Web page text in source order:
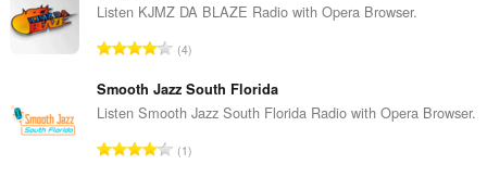
Listen KJMZ DA BLAZE Radio with Opera Browser.
З
г
а
ь
4
Smooth Jazz South Florida
Listen Smooth Jazz South Florida Radio with Opera Browser.
З1